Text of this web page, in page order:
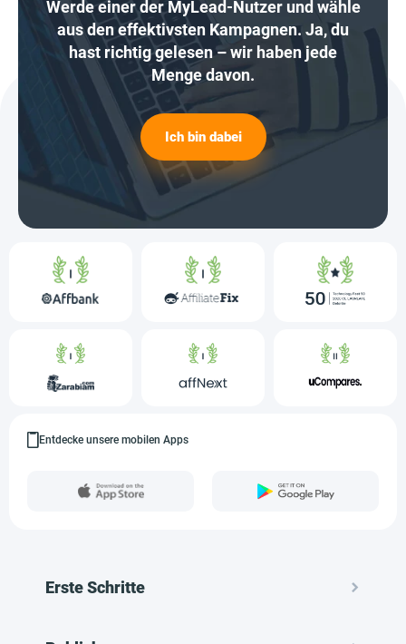
Werde einer der MyLead-Nutzer und wähle
aus den effektivsten Kampagnen. Ja, du
hast richtig gelesen – wir haben jede
Menge davon.
Ich bin dabei
Entdecke unsere mobilen Apps
Erste Schritte